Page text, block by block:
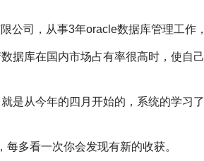
公司，从事3年oracle数据库管理工作
据库在国内市场占有率很高时，使
是从今年的四月开始的，系统的学
多看一次你会发现有新的收获。